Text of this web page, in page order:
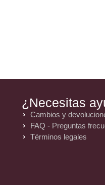
¿Necesitas
Cambios y
FAQ - Preguntas
Términos legales